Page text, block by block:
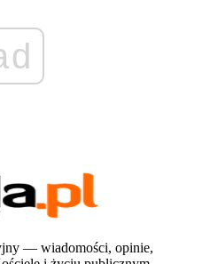
— wiadomości, opinie,